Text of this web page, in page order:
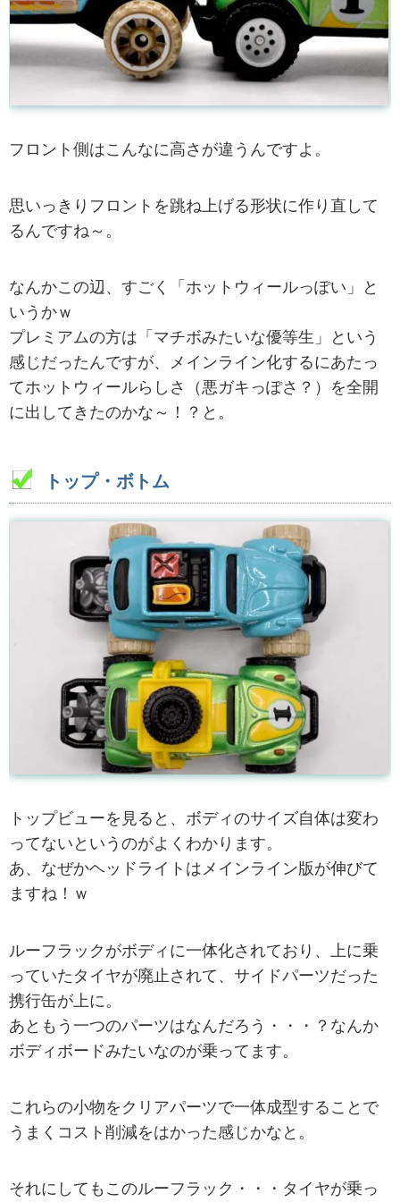
フロント側はこんなに高さが違うんですよ。
思いっきりフロントを跳ね上げる形状に作り直して
るんですね～。
なんかこの辺、すごく「ホットウィールっぽい」と
いうかｗ
プレミアムの方は「マチボみたいな優等生」という
感じだったんですが、メインライン化するにあたっ
てホットウィールらしさ（悪ガキっぽさ？）を全開
に出してきたのかな～！？と。
トップ・ボトム
トップビューを見ると、ボディのサイズ自体は変わ
ってないというのがよくわかります。
あ、なぜかヘッドライトはメインライン版が伸びて
ますね！ｗ
ルーフラックがボディに一体化されており、上に乗
っていたタイヤが廃止されて、サイドパーツだった
携行缶が上に。
あともう一つのパーツはなんだろう・・・？なんか
ボディボードみたいなのが乗ってます。
これらの小物をクリアパーツで一体成型することで
うまくコスト削減をはかった感じかなと。
それにしてもこのルーフラック・・・タイヤが乗っ